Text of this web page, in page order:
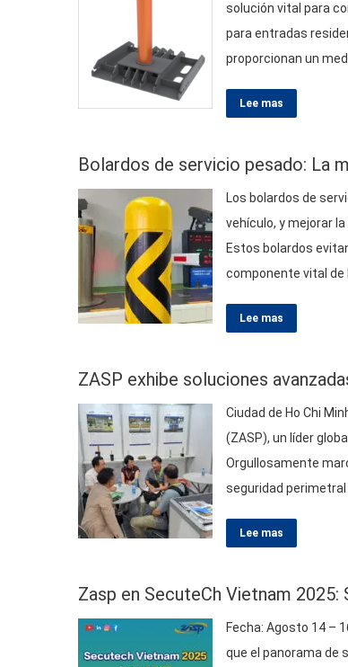
solución vital para
para entradas
proporcionan un
beneficios, como…
Lee mas
Bolardos de servicio pesado: La
Los bolardos de
vehículo, y mejorar
Estos bolardos
componente vital de
confiable mientras
Lee mas
ZASP exhibe soluciones
Ciudad de Ho Chi
(ZASP), un líder
Orgullosamente
seguridad perimetral
Lee mas
Zasp en SecuteCh Vietnam
Fecha: Agosto 14 –
que el panorama de